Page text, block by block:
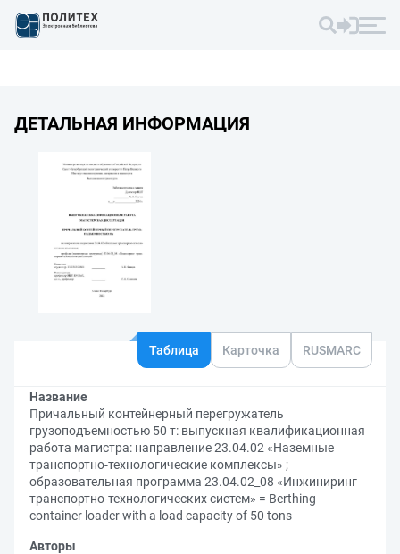
ДЕТАЛЬНАЯ ИНФОРМАЦИЯ
Таблица Карточка RUSMARC
Название
Причальный контейнерный перегружатель
грузоподъемностью 50 т: выпускная квалификационная
работа магистра: направление 23.04.02 «Наземные
транспортно-технологические комплексы» ;
образовательная программа 23.04.02_08 «Инжиниринг
транспортно-технологических систем» = Berthing
container loader with a load capacity of 50 tons
Авторы